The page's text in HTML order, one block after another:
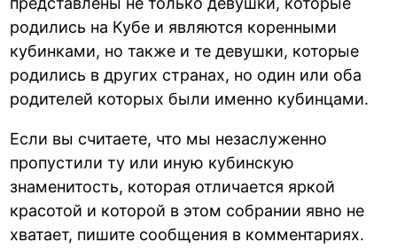
родились на Кубе и являются коренными
кубинками, но также и те девушки, которые
родились в других странах, но один или оба
родителей которых были именно кубинцами.
Если вы считаете, что мы незаслуженно
пропустили ту или иную кубинскую
знаменитость, которая отличается яркой
красотой и которой в этом собрании явно не
хватает, пишите сообщения в комментариях.